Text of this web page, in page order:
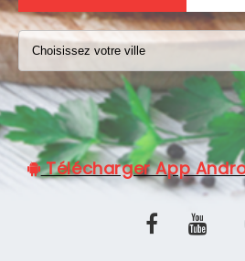
NOTRE RESTAURANT
VOS AVIS
MENTIONS LÉGALES
C.G.V
Télécharger App